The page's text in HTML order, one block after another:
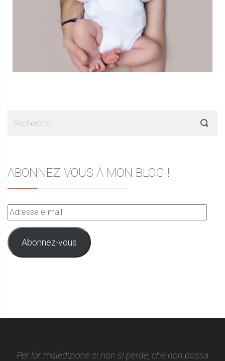
ABONNEZ-VOUS À MON BLOG !
Adresse
e-
mail
Abonnez-vous
Per lor maledizione si non si perde, che non possa